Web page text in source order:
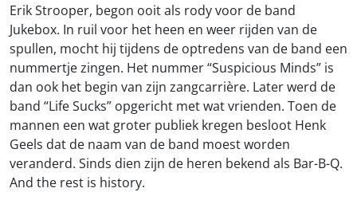
Erik Strooper, begon ooit als rody voor de band
Jukebox. In ruil voor het heen en weer rijden van de
spullen, mocht hij tijdens de optredens van de band een
nummertje zingen. Het nummer “Suspicious Minds” is
dan ook het begin van zijn zangcarrière. Later werd de
band “Life Sucks” opgericht met wat vrienden. Toen de
mannen een wat groter publiek kregen besloot Henk
Geels dat de naam van de band moest worden
veranderd. Sinds dien zijn de heren bekend als Bar-B-Q.
And the rest is history.